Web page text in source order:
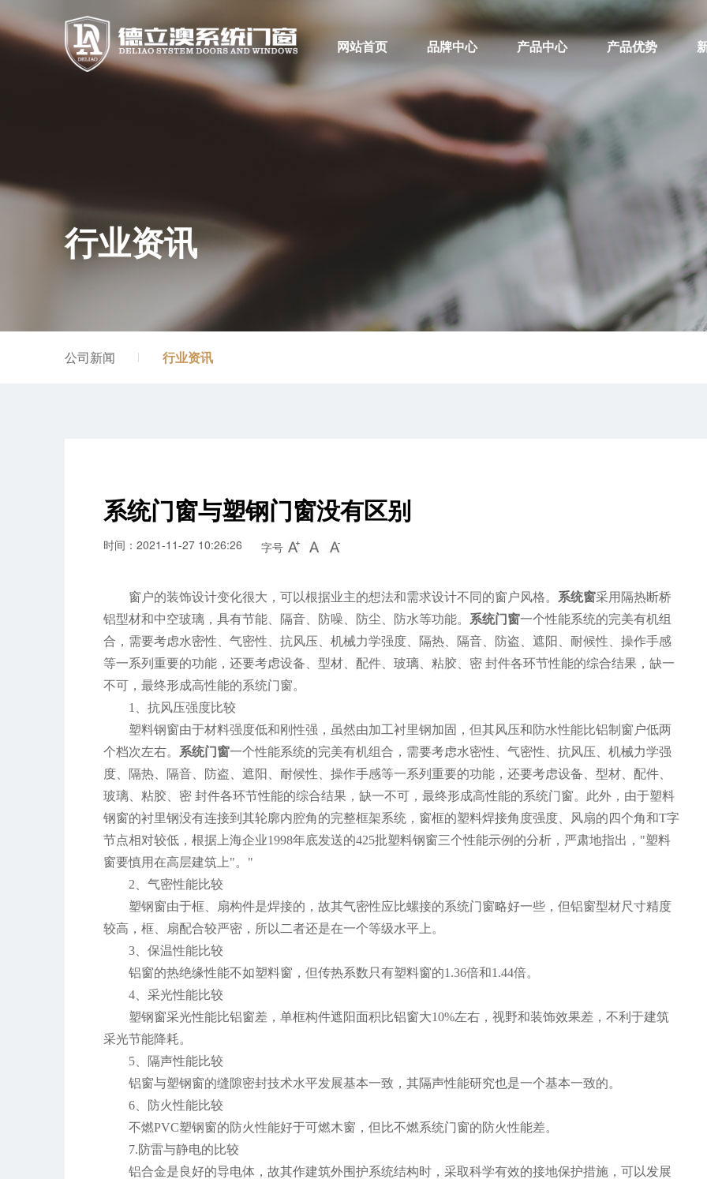
网站首页 品牌中心 产品中心 产品优势
行业资讯
公司新闻 行业资讯
系统门窗与塑钢门窗没有区别
时间：2021-11-27 10:26:26 字号
窗户的装饰设计变化很大，可以根据业主的想法和需求设计不同的窗户风格。 系统窗采用隔热断桥
铝型材和中空玻璃，具有节能、隔音、防噪、防尘、防水等功能。 系统门窗一个性能系统的完美有机组
合，需要考虑水密性、气密性、抗风压、机械力学强度、隔热、隔音、防盗、遮阳、耐候性、操作手感
等一系列重要的功能，还要考虑设备、型材、配件、玻璃、粘胶、密 封件各环节性能的综合结果，缺一
不可，最终形成高性能的系统门窗。
1、抗风压强度比较
塑料钢窗由于材料强度低和刚性强，虽然由加工衬里钢加固，但其风压和防水性能比铝制窗户低两
个档次左右。 系统门窗一个性能系统的完美有机组合，需要考虑水密性、气密性、抗风压、机械力学强
度、隔热、隔音、防盗、遮阳、耐候性、操作手感等一系列重要的功能，还要考虑设备、型材、配件、
玻璃、粘胶、密 封件各环节性能的综合结果，缺一不可，最终形成高性能的系统门窗。此外，由于塑料
钢窗的衬里钢没有连接到其轮廓内腔角的完整框架系统，窗框的塑料焊接角度强度、风扇的四个角和T字
节点相对较低，根据上海企业1998年底发送的425批塑料钢窗三个性能示例的分析，严肃地指出，"塑料
窗要慎用在高层建筑上"。"
2、气密性能比较
塑钢窗由于框、扇构件是焊接的，故其气密性应比螺接的系统门窗略好一些，但铝窗型材尺寸精度
较高，框、扇配合较严密，所以二者还是在一个等级水平上。
3、保温性能比较
铝窗的热绝缘性能不如塑料窗，但传热系数只有塑料窗的1.36倍和1.44倍。
4、采光性能比较
塑钢窗采光性能比铝窗差，单框构件遮阳面积比铝窗大10%左右，视野和装饰效果差，不利于建筑
采光节能降耗。
5、隔声性能比较
铝窗与塑钢窗的缝隙密封技术水平发展基本一致，其隔声性能研究也是一个基本一致的。
6、防火性能比较
不燃PVC塑钢窗的防火性能好于可燃木窗，但比不燃系统门窗的防火性能差。
7.防雷与静电的比较
铝合金是良好的导电体，故其作建筑外围护系统结构时，采取科学有效的接地保护措施，可以发展